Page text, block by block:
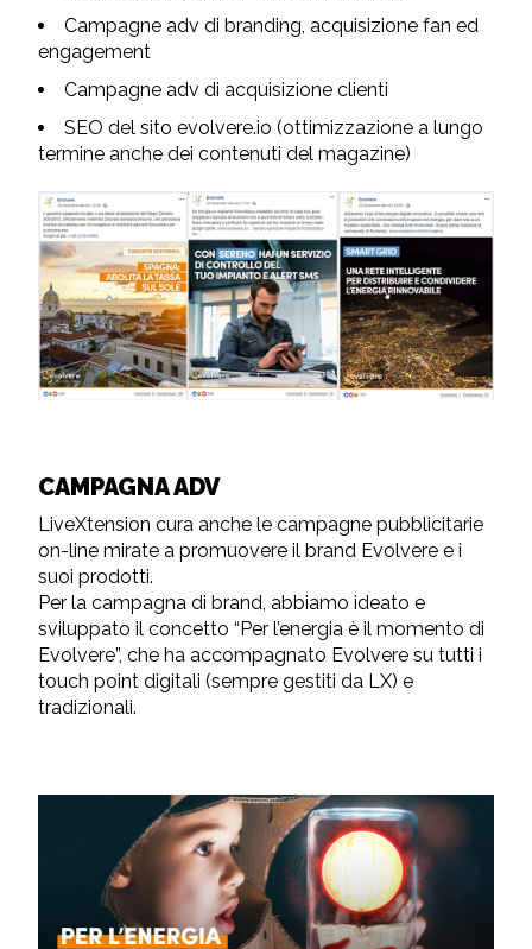
Campagne adv di branding, acquisizione fan ed
engagement
Campagne adv di acquisizione clienti
SEO del sito evolvere.io (ottimizzazione a lungo
termine anche dei contenuti del magazine)
CAMPAGNA ADV
LiveXtension cura anche le campagne pubblicitarie
on-line mirate a promuovere il brand Evolvere e i
suoi prodotti.
Per la campagna di brand, abbiamo ideato e
sviluppato il concetto “Per l’energia è il momento di
Evolvere”, che ha accompagnato Evolvere su tutti i
touch point digitali (sempre gestiti da LX) e
tradizionali.